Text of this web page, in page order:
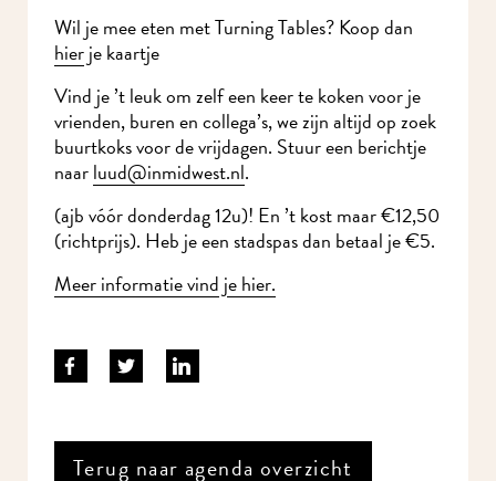
Wil je mee eten met Turning Tables? Koop dan
hierje kaartje
Vind je ’t leuk om zelf een keer te koken voor je
vrienden, buren en collega’s, we zijn altijd op zoek
buurtkoks voor de vrijdagen. Stuur een berichtje
naarluud@inmidwest.nl.
(ajb vóór donderdag 12u)! En ’t kost maar €12,50
(richtprijs). Heb je een stadspas dan betaal je €5.
Meer informatie vind je hier.
Terug naar agenda overzicht